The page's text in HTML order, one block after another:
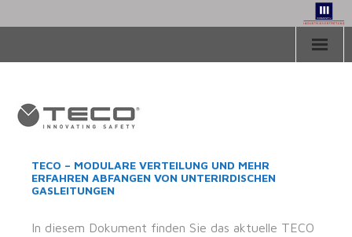
Aktuelles
Downloads
Über uns
TECO – MODULARE VERTEILUNG UND MEHR
ERFAHREN ABFANGEN VON UNTERIRDISCHEN
GASLEITUNGEN
In diesem Dokument finden Sie das aktuelle TECO